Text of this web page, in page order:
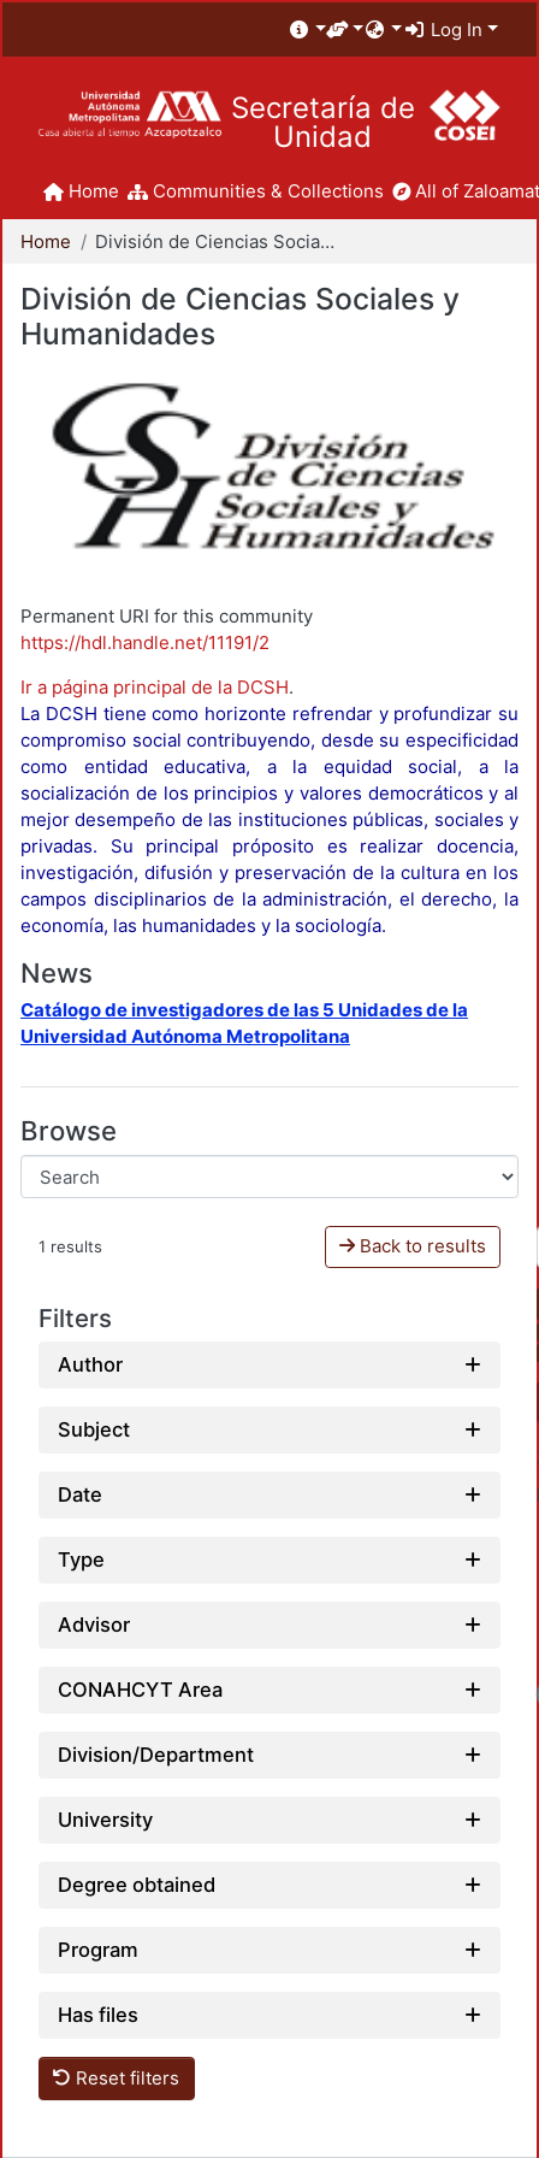
Log In
Secretaría de
Unidad
Home Communities & Collections All of
Home División de Ciencias Sociales y Humanidades
División de Ciencias Sociales y
Humanidades
Permanent URI for this community
https://hdl.handle.net/11191/2
Ir a página principal de la DCSH.
La DCSH tiene como horizonte refrendar y profundizar su
compromiso social contribuyendo, desde su especificidad
como entidad educativa, a la equidad social, a la
socialización de los principios y valores democráticos y al
mejor desempeño de las instituciones públicas, sociales y
privadas. Su principal próposito es realizar docencia,
investigación, difusión y preservación de la cultura en los
campos disciplinarios de la administración, el derecho, la
economía, las humanidades y la sociología.
News
Catálogo de investigadores de las 5 Unidades de la
Universidad Autónoma Metropolitana
Browse
1 results Back to results
Filters
Author
Subject
Date
Type
Advisor
CONAHCYT Area
Division/Department
University
Degree obtained
Program
Has files
Reset filters